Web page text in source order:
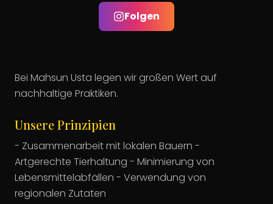
Folgen
Bei Mahsun Usta legen wir großen Wert auf
nachhaltige Praktiken.
Unsere Prinzipien
- Zusammenarbeit mit lokalen Bauern -
Artgerechte Tierhaltung - Minimierung von
Lebensmittelabfällen - Verwendung von
regionalen Zutaten